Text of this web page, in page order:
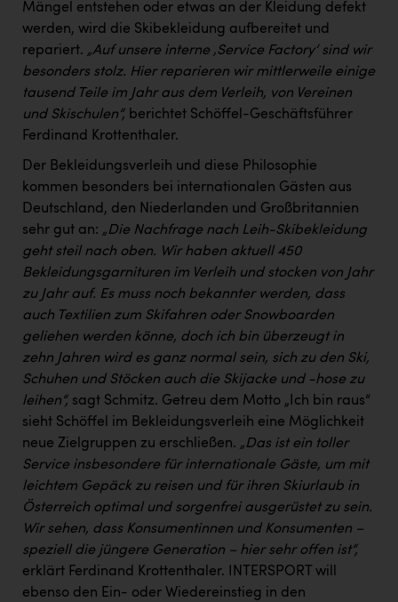
Mängel entstehen oder etwas an der Kleidung defekt
werden, wird die Skibekleidung aufbereitet und
repariert. „Auf unsere interne ‚Service Factory‘ sind wir
besonders stolz. Hier reparieren wir mittlerweile einige
tausend Teile im Jahr aus dem Verleih, von Vereinen
und Skischulen“, berichtet Schöffel-Geschäftsführer
Ferdinand Krottenthaler.
Der Bekleidungsverleih und diese Philosophie
kommen besonders bei internationalen Gästen aus
Deutschland, den Niederlanden und Großbritannien
sehr gut an: „Die Nachfrage nach Leih-Skibekleidung
geht steil nach oben. Wir haben aktuell 450
Bekleidungsgarnituren im Verleih und stocken von Jahr
zu Jahr auf. Es muss noch bekannter werden, dass
auch Textilien zum Skifahren oder Snowboarden
geliehen werden könne, doch ich bin überzeugt in
zehn Jahren wird es ganz normal sein, sich zu den Ski,
Schuhen und Stöcken auch die Skijacke und -hose zu
leihen“, sagt Schmitz. Getreu dem Motto „Ich bin raus“
sieht Schöffel im Bekleidungsverleih eine Möglichkeit
neue Zielgruppen zu erschließen. „Das ist ein toller
Service insbesondere für internationale Gäste, um mit
leichtem Gepäck zu reisen und für ihren Skiurlaub in
Österreich optimal und sorgenfrei ausgerüstet zu sein.
Wir sehen, dass Konsumentinnen und Konsumenten –
speziell die jüngere Generation – hier sehr offen ist“,
erklärt Ferdinand Krottenthaler. INTERSPORT will
ebenso den Ein- oder Wiedereinstieg in den